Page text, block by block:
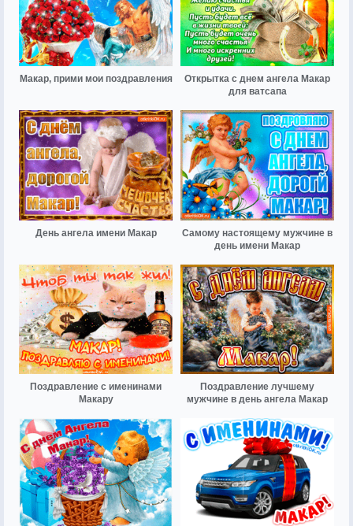
Макар, прими мои поздравления
Открытка с днем ангела Макар
для ватсапа
День ангела имени Макар
Самому настоящему мужчине в
день имени Макар
Поздравление с именинами
Макару
Поздравление лучшему
мужчине в день ангела Макар